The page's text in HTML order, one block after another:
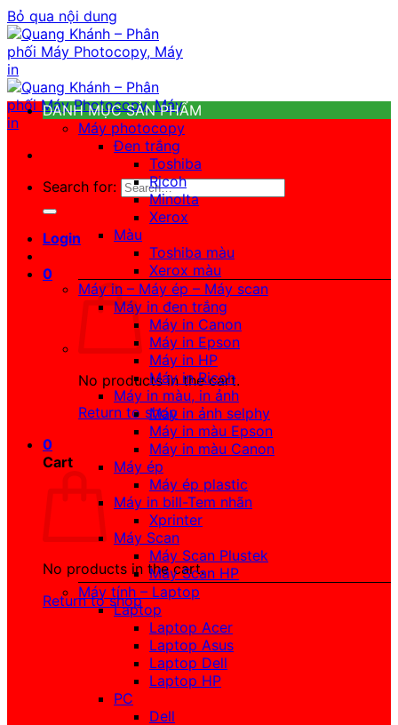
Bỏ qua nội dung
Search for:
Login
0
No products in the cart.
Return to shop
0
Cart
No products in the cart.
Return to shop
DANH MỤC SẢN PHẨM
Máy photocopy
Đen trắng
Toshiba
Ricoh
Minolta
Xerox
Màu
Toshiba màu
Xerox màu
Máy in – Máy ép – Máy scan
Máy in đen trắng
Máy in Canon
Máy in Epson
Máy in HP
Máy in Ricoh
Máy in màu, in ảnh
Máy in ảnh selphy
Máy in màu Epson
Máy in màu Canon
Máy ép
Máy ép plastic
Máy in bill-Tem nhãn
Xprinter
Máy Scan
Máy Scan Plustek
Máy Scan HP
Máy tính – Laptop
Laptop
Laptop Acer
Laptop Asus
Laptop Dell
Laptop HP
PC
Dell